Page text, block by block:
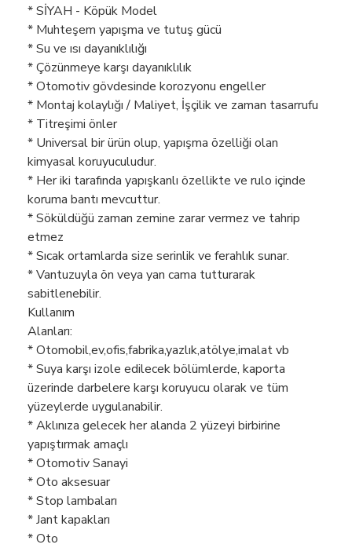
* SİYAH - Köpük Model
* Muhteşem yapışma ve tutuş gücü
* Su ve ısı dayanıklılığı
* Çözünmeye karşı dayanıklılık
* Otomotiv gövdesinde korozyonu engeller
* Montaj kolaylığı / Maliyet, İşçilik ve zaman tasarrufu
* Titreşimi önler
* Universal bir ürün olup, yapışma özelliği olan
kimyasal koruyuculudur.
* Her iki tarafında yapışkanlı özellikte ve rulo içinde
koruma bantı mevcuttur.
* Söküldüğü zaman zemine zarar vermez ve tahrip
etmez
* Sıcak ortamlarda size serinlik ve ferahlık sunar.
* Vantuzuyla ön veya yan cama tutturarak
sabitlenebilir.
Kullanım
* Otomobil,ev,ofis,fabrika,yazlık,atölye,imalat vb
* Suya karşı izole edilecek bölümlerde, kaporta
üzerinde darbelere karşı koruyucu olarak ve tüm
yüzeylerde uygulanabilir.
* Aklınıza gelecek her alanda 2 yüzeyi birbirine
yapıştırmak amaçlı
* Otomotiv Sanayi
* Oto aksesuar
* Stop lambaları
* Jant kapakları
* Oto